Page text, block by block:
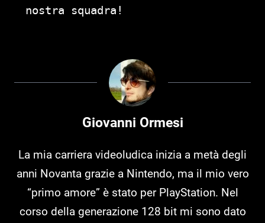
nostra squadra!
Giovanni Ormesi
La mia carriera videoludica inizia a metà degli
anni Novanta grazie a Nintendo, ma il mio vero
“primo amore” è stato per PlayStation. Nel
corso della generazione 128 bit mi sono dato